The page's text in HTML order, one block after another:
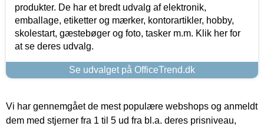
produkter. De har et bredt udvalg af elektronik,
emballage, etiketter og mærker, kontorartikler, hobby,
skolestart, gæstebøger og foto, tasker m.m. Klik her for
at se deres udvalg.
Se udvalget på OfficeTrend.dk
Vi har gennemgået de mest populære webshops og anmeldt
dem med stjerner fra 1 til 5 ud fra bl.a. deres prisniveau,